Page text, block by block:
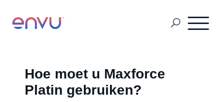
Hoe moet u Maxforce
Platin gebruiken?